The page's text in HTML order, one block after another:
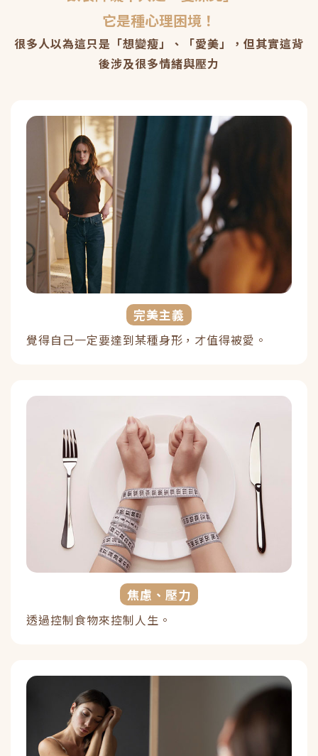
它是種心理困境！
很多人以為這只是「想變瘦」、「愛美」，但其實這背
後涉及很多情緒與壓力
完美主義
覺得自己一定要達到某種身形，才值得被愛。
焦慮、壓力
透過控制食物來控制人生。